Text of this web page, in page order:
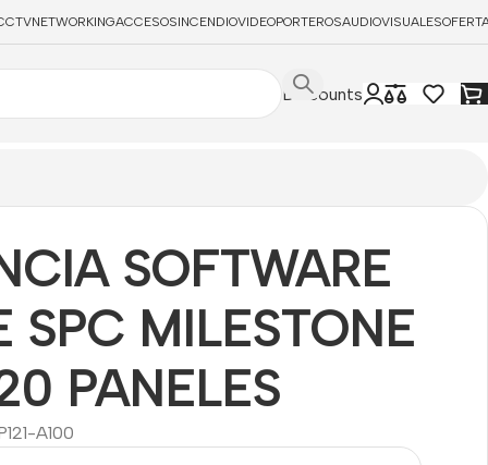
NETWORKINGACCESOSINCENDIOVIDEOPORTEROSAUDIOVISUALES
Discounts
SOFTWARE
SPC MILESTONE
PANELES
A100